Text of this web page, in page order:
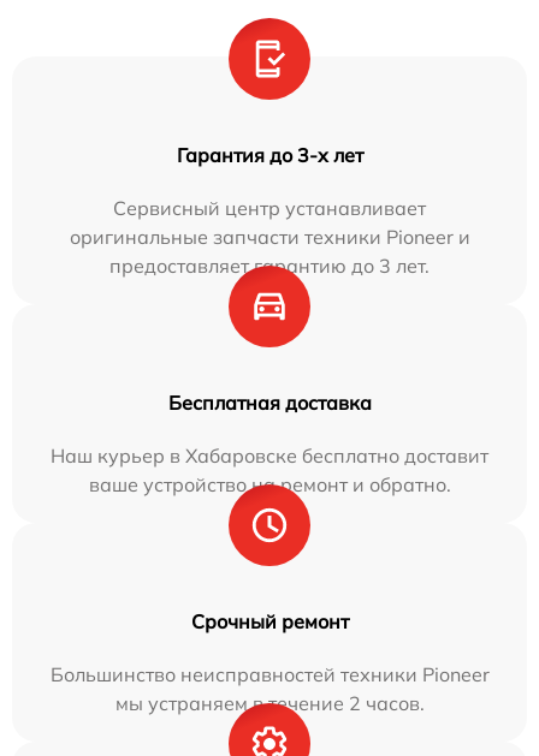
Гарантия до 3-х лет
Сервисный центр устанавливает
оригинальные запчасти техники Pioneer и
предоставляет гарантию до 3 лет.
Бесплатная доставка
Наш курьер в Хабаровске бесплатно доставит
ваше устройство на ремонт и обратно.
Срочный ремонт
Большинство неисправностей техники Pioneer
мы устраняем в течение 2 часов.